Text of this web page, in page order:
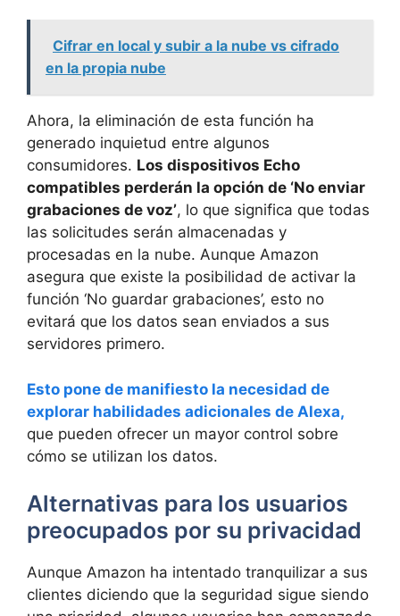
Cifrar en local y subir a la nube vs cifrado
en la propia nube
Ahora, la eliminación de esta función ha
generado inquietud entre algunos
consumidores. Los dispositivos Echo
compatibles perderán la opción de ‘No enviar
grabaciones de voz’, lo que significa que todas
las solicitudes serán almacenadas y
procesadas en la nube. Aunque Amazon
asegura que existe la posibilidad de activar la
función ‘No guardar grabaciones’, esto no
evitará que los datos sean enviados a sus
servidores primero.
Esto pone de manifiesto la necesidad de
explorar habilidades adicionales de Alexa,
que pueden ofrecer un mayor control sobre
cómo se utilizan los datos.
Alternativas para los usuarios
preocupados por su privacidad
Aunque Amazon ha intentado tranquilizar a sus
clientes diciendo que la seguridad sigue siendo